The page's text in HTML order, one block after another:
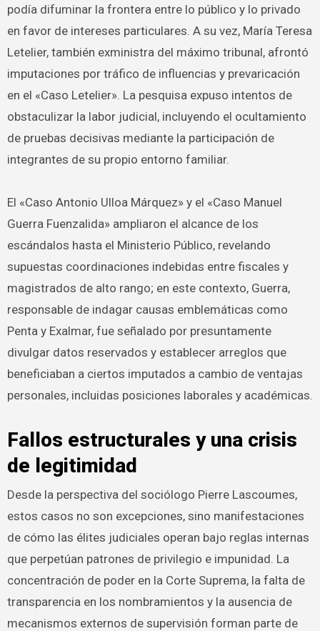
podía difuminar la frontera entre lo público y lo privado
en favor de intereses particulares. A su vez, María Teresa
Letelier, también exministra del máximo tribunal, afrontó
imputaciones por tráfico de influencias y prevaricación
en el «Caso Letelier». La pesquisa expuso intentos de
obstaculizar la labor judicial, incluyendo el ocultamiento
de pruebas decisivas mediante la participación de
integrantes de su propio entorno familiar.
El «Caso Antonio Ulloa Márquez» y el «Caso Manuel
Guerra Fuenzalida» ampliaron el alcance de los
escándalos hasta el Ministerio Público, revelando
supuestas coordinaciones indebidas entre fiscales y
magistrados de alto rango; en este contexto, Guerra,
responsable de indagar causas emblemáticas como
Penta y Exalmar, fue señalado por presuntamente
divulgar datos reservados y establecer arreglos que
beneficiaban a ciertos imputados a cambio de ventajas
personales, incluidas posiciones laborales y académicas.
Fallos estructurales y una crisis
de legitimidad
Desde la perspectiva del sociólogo Pierre Lascoumes,
estos casos no son excepciones, sino manifestaciones
de cómo las élites judiciales operan bajo reglas internas
que perpetúan patrones de privilegio e impunidad. La
concentración de poder en la Corte Suprema, la falta de
transparencia en los nombramientos y la ausencia de
mecanismos externos de supervisión forman parte de